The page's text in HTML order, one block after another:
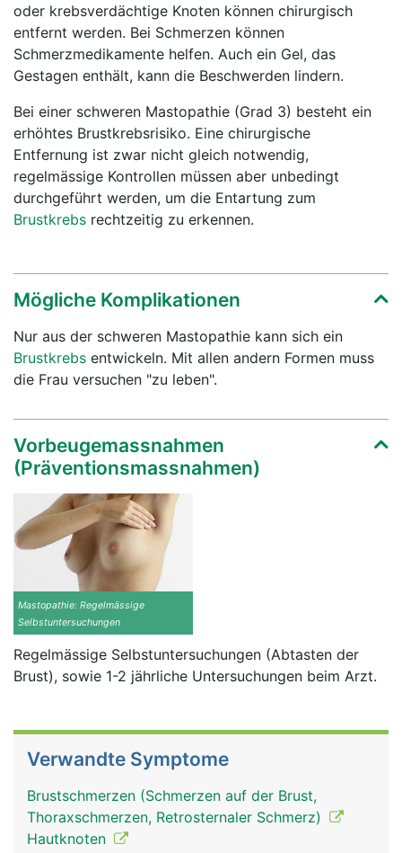
oder krebsverdächtige Knoten können chirurgisch
entfernt werden. Bei Schmerzen können
Schmerzmedikamente helfen. Auch ein Gel, das
Gestagen enthält, kann die Beschwerden lindern.
Bei einer schweren Mastopathie (Grad 3) besteht ein
erhöhtes Brustkrebsrisiko. Eine chirurgische
Entfernung ist zwar nicht gleich notwendig,
regelmässige Kontrollen müssen aber unbedingt
durchgeführt werden, um die Entartung zum
Brustkrebs rechtzeitig zu erkennen.
Mögliche Komplikationen
Nur aus der schweren Mastopathie kann sich ein
Brustkrebs entwickeln. Mit allen andern Formen muss
die Frau versuchen "zu leben".
Vorbeugemassnahmen
(Präventionsmassnahmen)
Mastopathie: Regelmässige
Selbstuntersuchungen
Regelmässige Selbstuntersuchungen (Abtasten der
Brust), sowie 1-2 jährliche Untersuchungen beim Arzt.
Verwandte Symptome
Brustschmerzen (Schmerzen auf der Brust,
Thoraxschmerzen, Retrosternaler Schmerz)
Hautknoten